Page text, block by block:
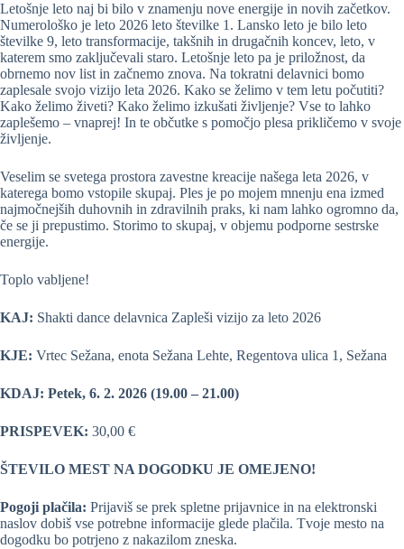
Letošnje leto naj bi bilo v znamenju nove energije in novih začetkov.
Numerološko je leto 2026 leto številke 1. Lansko leto je bilo leto
številke 9, leto transformacije, takšnih in drugačnih koncev, leto, v
katerem smo zaključevali staro. Letošnje leto pa je priložnost, da
obrnemo nov list in začnemo znova. Na tokratni delavnici bomo
zaplesale svojo vizijo leta 2026. Kako se želimo v tem letu počutiti?
Kako želimo živeti? Kako želimo izkušati življenje? Vse to lahko
zaplešemo – vnaprej! In te občutke s pomočjo plesa prikličemo v svoje
življenje.
Veselim se svetega prostora zavestne kreacije našega leta 2026, v
katerega bomo vstopile skupaj. Ples je po mojem mnenju ena izmed
najmočnejših duhovnih in zdravilnih praks, ki nam lahko ogromno da,
če se ji prepustimo. Storimo to skupaj, v objemu podporne sestrske
energije.
Toplo vabljene!
KAJ: Shakti dance delavnica Zapleši vizijo za leto 2026
KJE: Vrtec Sežana, enota Sežana Lehte, Regentova ulica 1, Sežana
KDAJ: Petek, 6. 2. 2026 (19.00 – 21.00)
PRISPEVEK: 30,00 €
ŠTEVILO MEST NA DOGODKU JE OMEJENO!
Pogoji plačila: Prijaviš se prek spletne prijavnice in na elektronski
naslov dobiš vse potrebne informacije glede plačila. Tvoje mesto na
dogodku bo potrjeno z nakazilom zneska.